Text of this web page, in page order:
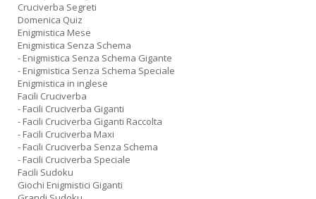
Cruciverba Segreti
Domenica Quiz
Enigmistica Mese
Enigmistica Senza Schema
- Enigmistica Senza Schema Gigante
- Enigmistica Senza Schema Speciale
Enigmistica in inglese
Facili Cruciverba
- Facili Cruciverba Giganti
- Facili Cruciverba Giganti Raccolta
- Facili Cruciverba Maxi
- Facili Cruciverba Senza Schema
- Facili Cruciverba Speciale
Facili Sudoku
Giochi Enigmistici Giganti